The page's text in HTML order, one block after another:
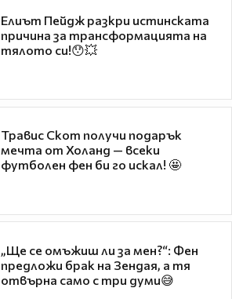
Елиът Пейдж разкри истинската
причина за трансформацията на
тялото си!😯💥
Травис Скот получи подарък
мечта от Холанд — всеки
футболен фен би го искал! 🤩
„Ще се омъжиш ли за мен?“: Фен
предложи брак на Зендая, а тя
отвърна само с три думи😅